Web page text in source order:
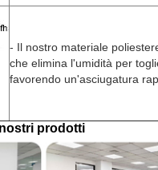
- Il nostro materiale
che elimina l'umidità per
favorendo un'asciugatura
prodotti